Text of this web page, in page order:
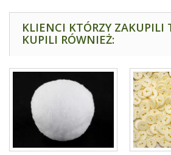
KLIENCI KTÓRZY ZAKUPILI
KUPILI RÓWNIEŻ: